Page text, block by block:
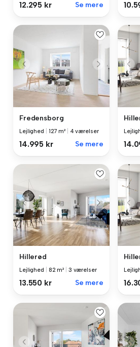
12.295 kr Se mere
Fredensborg
Lejlighed 127 m² 4 værelser
14.995 kr Se mere
Hillerød
Lejlighed 82 m² 3 værelser
13.550 kr Se mere